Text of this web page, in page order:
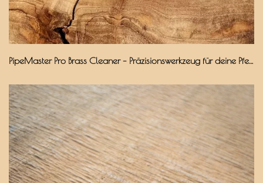
PipeMaster Pro Brass Cleaner – Präzisionswerkzeug für deine Pfeife